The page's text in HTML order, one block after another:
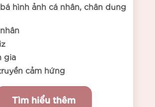
hình ảnh cá nhân, chân dung
gia
cảm hứng
Tìm hiểu thêm